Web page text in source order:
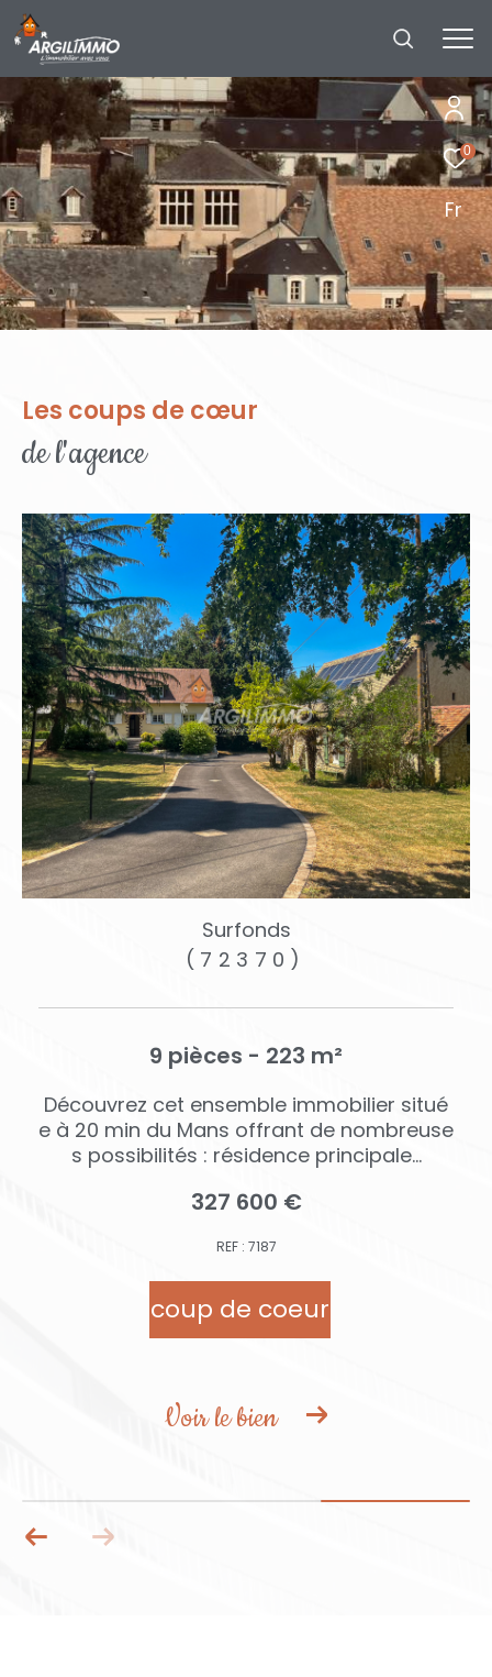
0
Fr
Les coups de cœur
de l'agence
Surfonds
(72370)
9 pièces - 223 m²
Découvrez cet ensemble immobilier situé
e à 20 min du Mans offrant de nombreuse
s possibilités : résidence principale...
327 600 €
REF : 7187
coup de coeur
Voir le bien